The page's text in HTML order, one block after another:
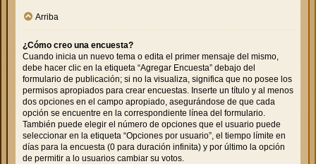
Arriba
¿Cómo creo una encuesta?
Cuando inicia un nuevo tema o edita el primer mensaje del mismo,
debe hacer clic en la etiqueta “Agregar Encuesta” debajo del
formulario de publicación; si no la visualiza, significa que no posee los
permisos apropiados para crear encuestas. Inserte un título y al menos
dos opciones en el campo apropiado, asegurándose de que cada
opción se encuentre en la correspondiente línea del formulario.
También puede elegir el número de opciones que el usuario puede
seleccionar en la etiqueta “Opciones por usuario”, el tiempo límite en
días para la encuesta (0 para duración infinita) y por último la opción
de permitir a lo usuarios cambiar su votos.